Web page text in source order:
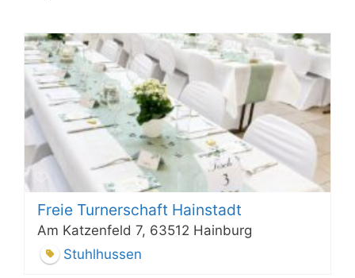
Freie Turnerschaft Hainstadt
Am Katzenfeld 7, 63512 Hainburg
Stuhlhussen